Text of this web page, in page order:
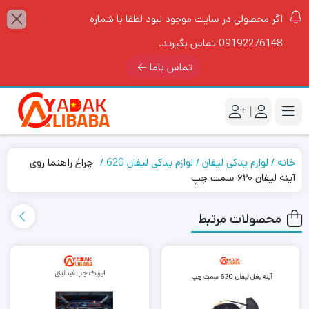
اگر محصولی در سایت موجود نبود لطفا با شماره
09192276148 تماس بگیرید.
تماس باما
|
خانه لوازم یدکی لیفان لوازم یدکی لیفان 620
چراغ راهنما روی
آینه لیفان ۶۲۰ سمت چپ
محصولات مرتبط